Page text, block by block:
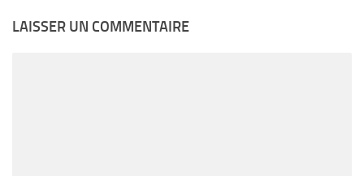
LAISSER UN COMMENTAIRE